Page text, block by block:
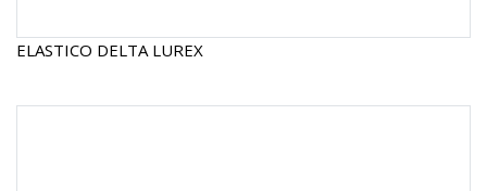
ELASTICO DELTA LUREX